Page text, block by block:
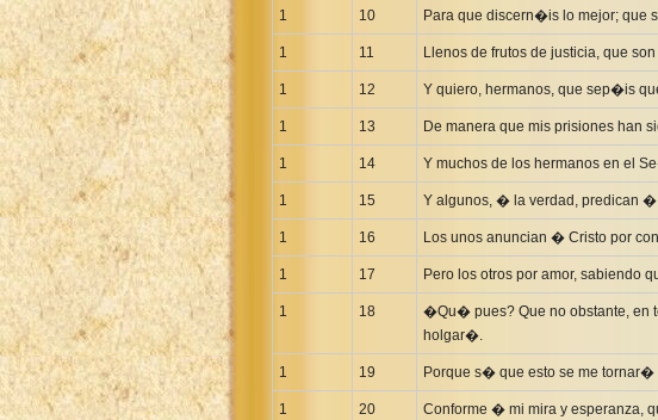
Greek Modern Bible
Greek NT Textus Receptus
Greek NT Wescott-Hort
Hebrew Modern Bible
Hebrew OT WM Leningrad Codex
Hungarian Karoli Bible
Icelandic Bible
Indonesian Lama Bible
Italian Bible
1 10 Para que discern�is lo mejor; que
1 11 Llenos de frutos de justicia, que
1 12 Y quiero, hermanos, que sep�is
1 13 De manera que mis prisiones han
1 14 Y muchos de los hermanos en el
1 15 Y algunos, � la verdad, predican
1 16 Los unos anuncian � Cristo por
1 17 Pero los otros por amor, sabiendo
1 18
�Qu� pues? Que no obstante, en
holgar�.
1 19 Porque s� que esto se me
1 20
Conforme � mi mira y esperanza,